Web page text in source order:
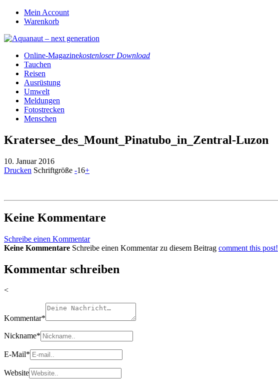
Mein Account
Warenkorb
Online-Magazinekostenloser Download
Tauchen
Reisen
Ausrüstung
Umwelt
Meldungen
Fotostrecken
Menschen
Kratersee_des_Mount_Pinatubo_in_Zentral-Luzon
10. Januar 2016
Drucken Schriftgröße -16+
Keine Kommentare
Schreibe einen Kommentar
Keine Kommentare Schreibe einen Kommentar zu diesem Beitrag comment this post!
Kommentar schreiben
<
Kommentar*
Nickname*
E-Mail*
Website